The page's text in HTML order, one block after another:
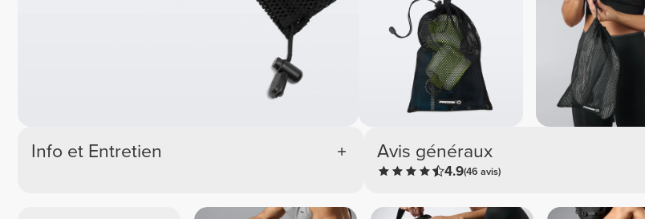
Info et Entretien Avis généraux
4.9(46 avis)